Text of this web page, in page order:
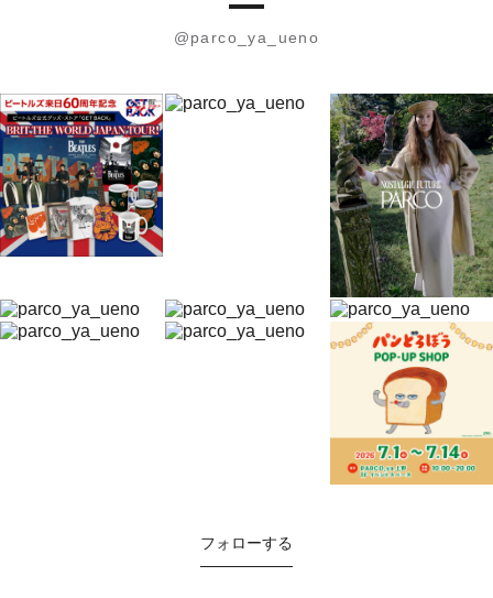
@parco_ya_ueno
フォローする